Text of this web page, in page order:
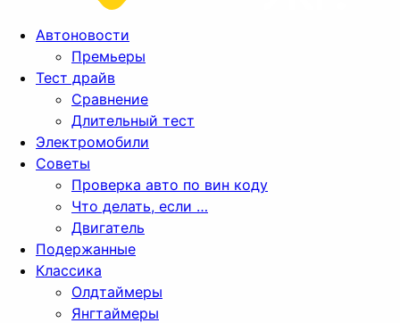
Автоновости
Премьеры
Тест драйв
Сравнение
Длительный тест
Электромобили
Советы
Проверка авто по вин коду
Что делать, если …
Двигатель
Подержанные
Классика
Олдтаймеры
Янгтаймеры